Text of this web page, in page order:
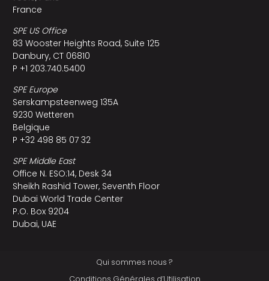
France
SPE US Office
83 Wooster Heights Road, Suite 125
Danbury, CT 06810
P +1 203.740.5400
SPE Europe
Serskampsteenweg 135A
9230 Wetteren
Belgique
P +32 498 85 07 32
SPE Middle East
Office N. ESO:14, Desk 34
Sheikh Rashid Tower, Seventh Floor
Dubai World Trade Center
P.O. Box 9204
Dubai, UAE
Qui sommes nous ?